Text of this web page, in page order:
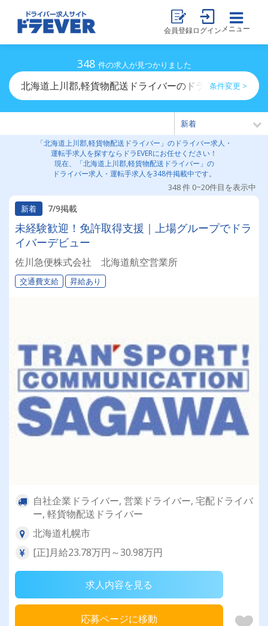
会員登録ログイン メニュー
348 件の求人が見つかりました
北海道上川郡,軽貨物配送ドライバーのドライバー求人・
条件変更 >
「北海道上川郡,軽貨物配送ドライバー」のドライバー求人・
運転手求人を探すならドラEVERにお任せください！
現在、「北海道上川郡,軽貨物配送ドライバー」の
ドライバー求人・運転手求人を348件掲載中です。
348 件 0~20件目を表示中
新着
7/9掲載
未経験歓迎！免許取得支援｜上場グループでドラ
イバーデビュー
佐川急便株式会社 北海道航空営業所
交通費支給 昇給あり
自社企業ドライバー, 営業ドライバー, 宅配ドライバ
ー, 軽貨物配送ドライバー
北海道札幌市
[正]月給23.78万円～30.98万円
求人内容を見る
応募ページに移動